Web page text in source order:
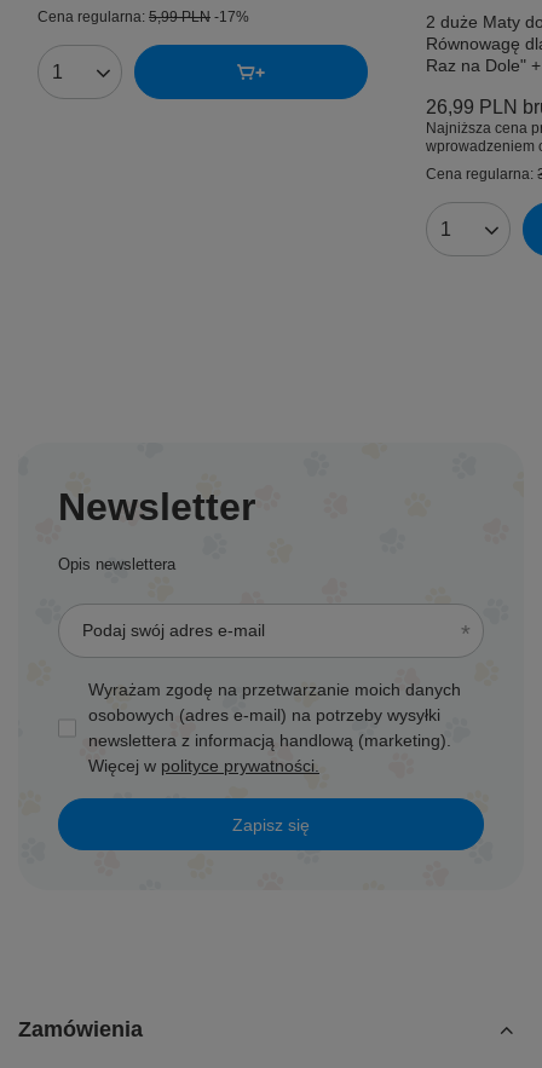
Cena regularna: 5,99 PLN -17%
Ilość produktów
2 duże Maty
Równowagę
Raz na Dole"
26,99 PLN
Najniższa cena
wprowadzeniem
Cena regularna:
Ilość
Newsletter
Opis newslettera
Podaj swój adres e-mail
Wyrażam zgodę na przetwarzanie moich danych
osobowych (adres e-mail) na potrzeby wysyłki
newslettera z informacją handlową (marketing).
Więcej w polityce prywatności.
Zapisz się
Zamówienia